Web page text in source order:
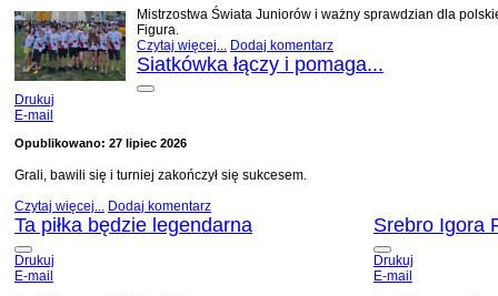
Mistrzostwa Świata Juniorów i ważny sprawdzian dla
Figura.
Czytaj więcej... Dodaj komentarz
Siatkówka łączy i pomaga...
Drukuj
E-mail
Opublikowano: 27 lipiec 2026
Grali, bawili się i turniej zakończył się sukcesem.
Czytaj więcej... Dodaj komentarz
Ta piłka będzie legendarna
Drukuj
E-mail
Srebro Igora
Drukuj
E-mail